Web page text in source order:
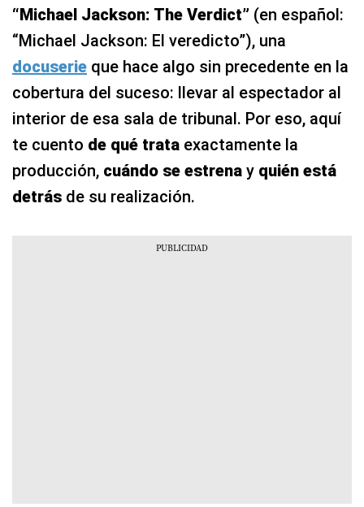
“Michael Jackson: The Verdict” (en español:
“Michael Jackson: El veredicto”), una
docuserie que hace algo sin precedente en la
cobertura del suceso: llevar al espectador al
interior de esa sala de tribunal. Por eso, aquí
te cuento de qué trata exactamente la
producción, cuándo se estrena y quién está
detrás de su realización.